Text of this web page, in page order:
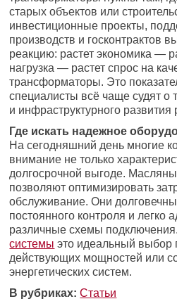
старых объектов или
инвестиционные проекты,
производств и госконтрактов
реакцию: растет экономика —
нагрузка — растет спрос на
трансформаторы. Это
специалисты всё чаще судят
и инфраструктурного развития
Где искать надежное
На сегодняшний день многие
внимание не только
долгосрочной выгоде.
позволяют оптимизировать
обслуживание. Они
постоянного контроля и легко
различные схемы подключения.
системы это идеальный выбор
действующих мощностей или
энергетических систем.
В рубриках: Статьи